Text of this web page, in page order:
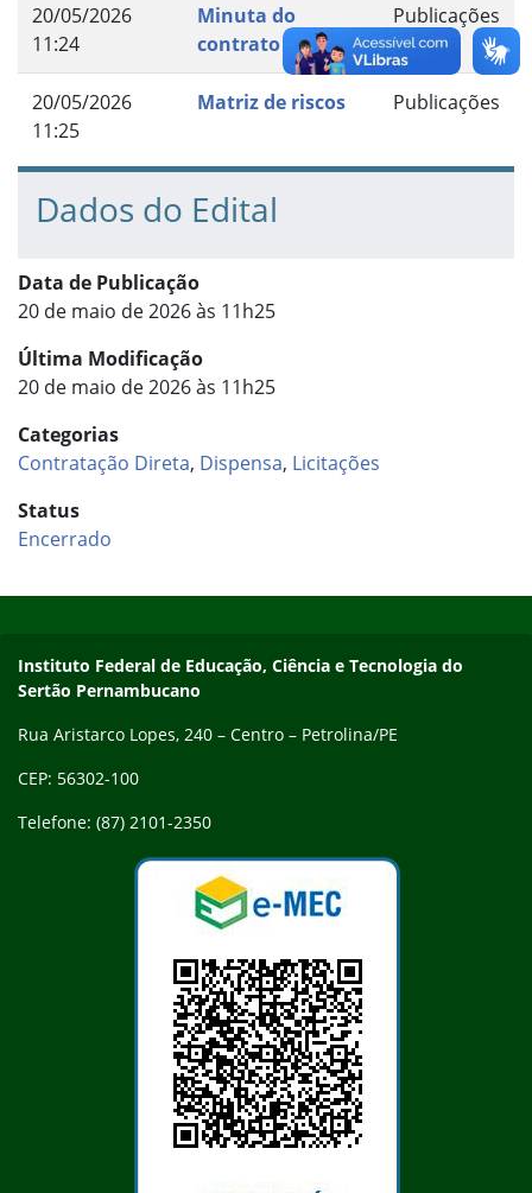
20/05/2026
11:24
Minuta do
contrato
Publicações
20/05/2026
11:25
Matriz de riscos Publicações
Dados do Edital
Data de Publicação
20 de maio de 2026 às 11h25
Última Modificação
20 de maio de 2026 às 11h25
Categorias
Contratação Direta, Dispensa, Licitações
Status
Encerrado
Endereço
Instituto Federal de Educação, Ciência e Tecnologia do
Sertão Pernambucano
Rua Aristarco Lopes, 240 – Centro – Petrolina/PE
CEP: 56302-100
Telefone: (87) 2101-2350